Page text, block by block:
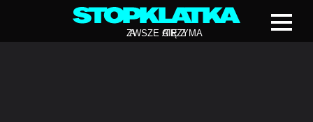
ZAWSZE CIĘ Z
ATRZYMA